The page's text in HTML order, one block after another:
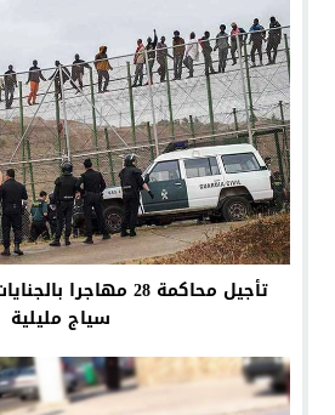
تأجيل محاكمة 28
سياج مليلية